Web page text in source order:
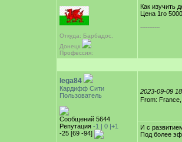
Откуда: Барбадос,
Донецк
Профессия:
Как изучить
Цена 1го
-----------
lega84
Кардифф Сити
Пользователь
Сообщений 5644
Репутация -1 | 0 |+1
-25 [69 -94]
2023-09-09
From:
И с
Под более